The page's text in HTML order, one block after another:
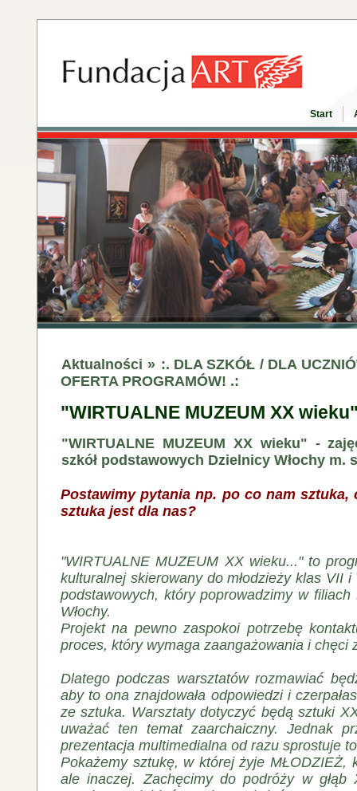
Start
Aktualności » :. DLA SZKÓŁ / DLA
OFERTA PROGRAMÓW! .:
"WIRTUALNE MUZEUM XX
"WIRTUALNE MUZEUM XX wieku" -
szkół podstawowych Dzielnicy Włochy m.
Postawimy pytania np. po co nam sztuka,
sztuka jest dla nas?
"WIRTUALNE MUZEUM XX wieku..." to
kulturalnej skierowany do młodzieży klas VII i
podstawowych, który poprowadzimy w
Włochy.
Projekt na pewno zaspokoi potrzebę
proces, który wymaga zaangażowania i chęci
Dlatego podczas warsztatów rozmawiać
aby to ona znajdowała odpowiedzi i
ze sztuka. Warsztaty dotyczyć będą sztuki
uważać ten temat zaarchaiczny. Jednak
prezentacja multimedialna od razu sprostuje
Pokażemy sztukę, w której żyje MŁODZIEŻ,
ale inaczej. Zachęcimy do podróży w głąb